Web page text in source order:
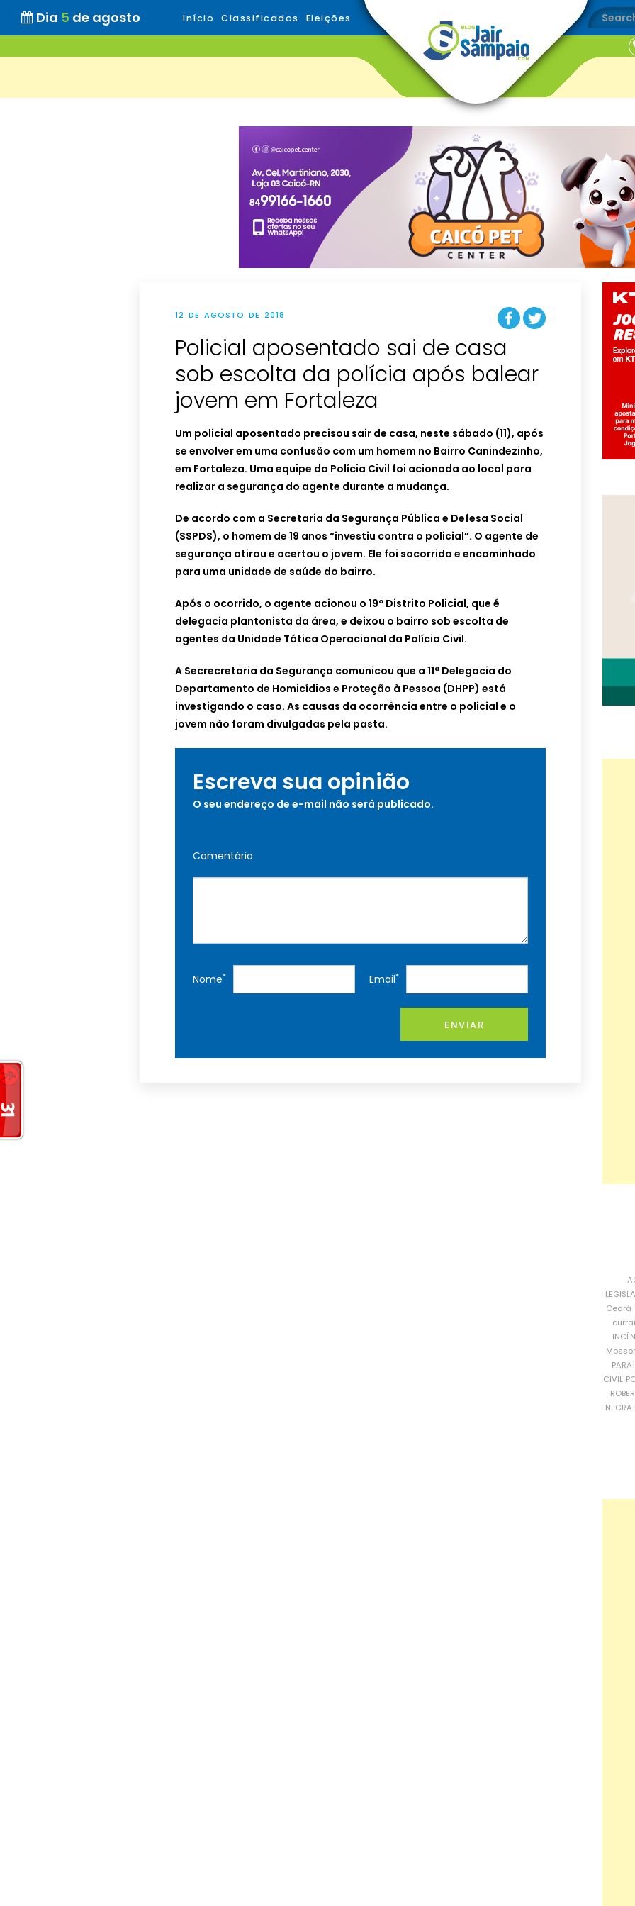
Dia 5 de agosto Início Classificados Eleições
12 DE AGOSTO DE 2018
Policial aposentado sai de casa
sob escolta da polícia após balear
jovem em Fortaleza
Um policial aposentado precisou sair de casa, neste sábado (11), após
se envolver em uma confusão com um homem no Bairro Canindezinho,
em Fortaleza. Uma equipe da Polícia Civil foi acionada ao local para
realizar a segurança do agente durante a mudança.
De acordo com a Secretaria da Segurança Pública e Defesa Social
(SSPDS), o homem de 19 anos “investiu contra o policial”. O agente de
segurança atirou e acertou o jovem. Ele foi socorrido e encaminhado
para uma unidade de saúde do bairro.
Após o ocorrido, o agente acionou o 19º Distrito Policial, que é
delegacia plantonista da área, e deixou o bairro sob escolta de
agentes da Unidade Tática Operacional da Polícia Civil.
A Secrecretaria da Segurança comunicou que a 11ª Delegacia do
Departamento de Homicídios e Proteção à Pessoa (DHPP) está
investigando o caso. As causas da ocorrência entre o policial e o
jovem não foram divulgadas pela pasta.
Escreva sua opinião
O seu endereço de e-mail não será publicado.
Comentário
Nome* Email*
ENVIAR
Ceará
CIVIL
NEGRA